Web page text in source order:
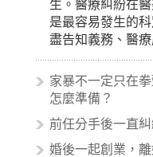
生。醫療糾紛在
是最容易發生的
盡告知義務、醫
顧失當、醫療費
生與病患之間引
例中最後都走向
的內容其實非常
家暴不一定只在
怎麼準備？
前任分手後一直
婚後一起創業，